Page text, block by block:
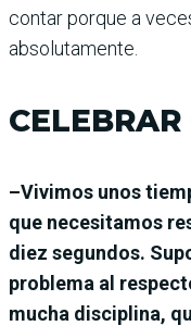
contar porque a
absolutamente.
–Vivimos unos
que necesitamos
diez segundos.
problema al
mucha disciplina,